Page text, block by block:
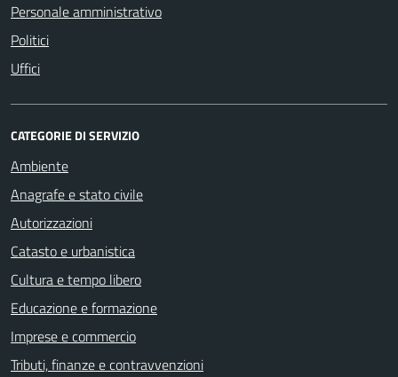
Personale amministrativo
Politici
Uffici
CATEGORIE DI SERVIZIO
Ambiente
Anagrafe e stato civile
Autorizzazioni
Catasto e urbanistica
Cultura e tempo libero
Educazione e formazione
Imprese e commercio
Tributi, finanze e contravvenzioni